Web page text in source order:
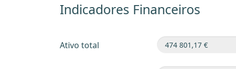
Indicadores Financeiros
Ativo total